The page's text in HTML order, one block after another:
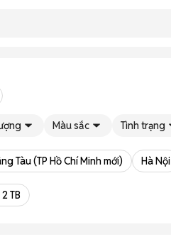
Màu sắc Tình trạng
Tàu (TP Hồ Chí Minh mới) Hà Nội
2 TB